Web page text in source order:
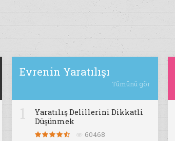
Evrenin Yaratılışı
Tümünü gör
Yaratılış Delillerini Dikkatli
Düşünmek
60468